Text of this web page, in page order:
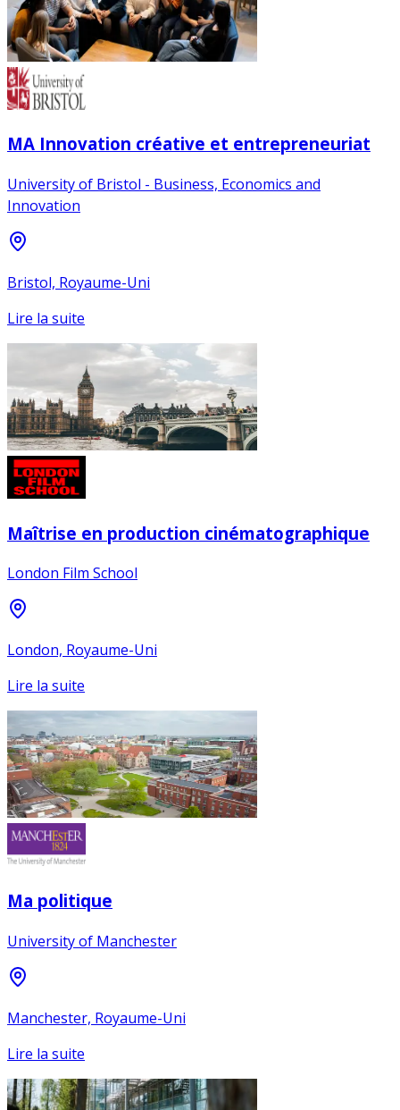
MA Innovation créative et entrepreneuriat
University of Bristol - Business, Economics and
Innovation
Bristol, Royaume-Uni
Lire la suite
Maîtrise en production cinématographique
London Film School
London, Royaume-Uni
Lire la suite
Ma politique
University of Manchester
Manchester, Royaume-Uni
Lire la suite